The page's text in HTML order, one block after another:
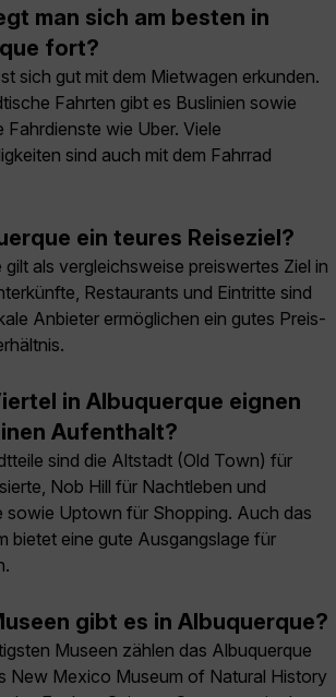
man sich am besten in
fort?
sich gut mit dem Mietwagen erkunden.
Fahrten gibt es Buslinien sowie
Fahrdienste wie Uber. Viele
sind auch mit dem Fahrrad
ein teures Reiseziel?
gilt als vergleichsweise preiswertes Ziel in
Restaurants und Eintritte sind
Anbieter ermöglichen ein gutes Preis-
in Albuquerque eignen
Aufenthalt?
sind die Altstadt (Old Town) für
Nob Hill für Nachtleben und
sowie Uptown für Shopping. Auch das
bietet eine gute Ausgangslage für
gibt es in Albuquerque?
Museen zählen das Albuquerque
New Mexico Museum of Natural History